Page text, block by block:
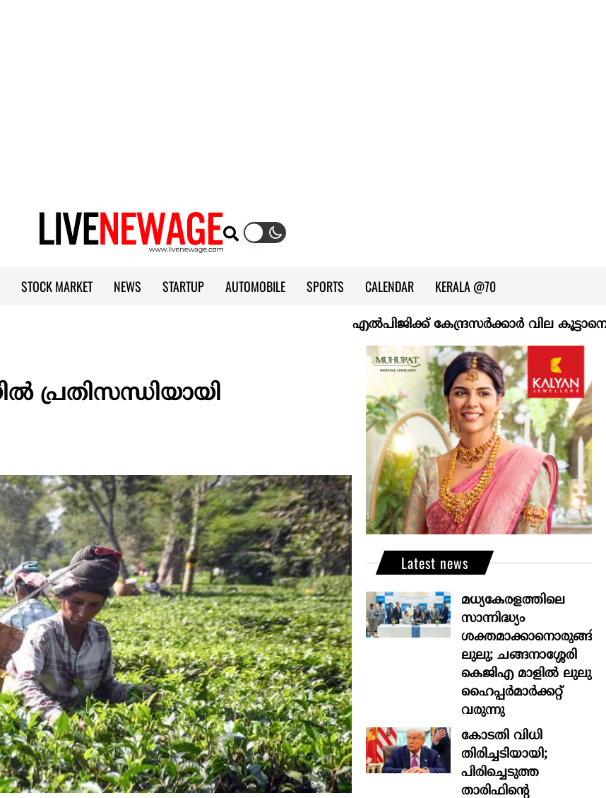
STOCK MARKET NEWS STARTUP AUTOMOBILE SPORTS CALENDAR KERALA @70
എല്‍പിജിക്ക് കേന്ദ്രസർക്കാർ വില
പ്രതിസന്ധിയായി
Latest news
മധ്യകേരളത്തിലെ
സാന്നിദ്ധ്യം
ശക്തമാക്കാനൊരുങ്ങി
ലുലു; ചങ്ങനാശ്ശേരി
കെജിഎ മാളിൽ ലുലു
ഹൈപ്പർമാർക്കറ്റ്
വരുന്നു
കോടതി വിധി
തിരിച്ചടിയായി;
പിരിച്ചെടുത്ത
താരിഫിന്‍റെ